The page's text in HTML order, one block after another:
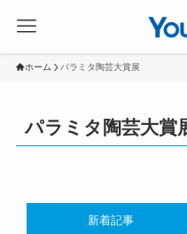
ホーム パラミタ陶芸大賞展
パラミタ陶芸大賞
新着記事